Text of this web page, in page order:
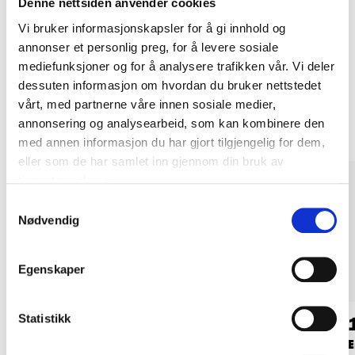
Denne nettsiden anvender cookies
Vi bruker informasjonskapsler for å gi innhold og
annonser et personlig preg, for å levere sosiale
mediefunksjoner og for å analysere trafikken vår. Vi deler
dessuten informasjon om hvordan du bruker nettstedet
vårt, med partnerne våre innen sosiale medier,
annonsering og analysearbeid, som kan kombinere den
med annen informasjon du har gjort tilgjengelig for dem,
eller som de har samlet inn gjennom din bruk av
Nødvendig
Egenskaper
Statistikk
Kjøp & Hent i ditt varehus.
LES MER
Andre kunder har også kjøpt
6990